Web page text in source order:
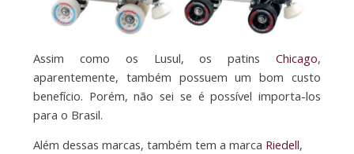
Assim como os Lusul, os patinsChicago,
aparentemente, também possuem um bom custo
benefício. Porém, não sei se é possível importa-los
para o Brasil.
Além dessas marcas, também tem a marca Riedell,